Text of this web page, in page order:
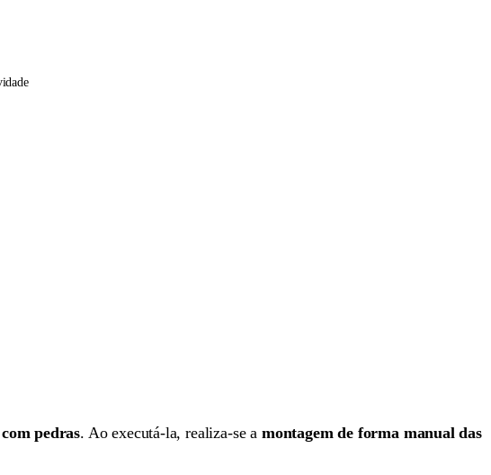
pedras. Ao executá-la, realiza-se a montagem de forma manual das